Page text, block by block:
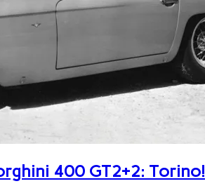
400 GT2+2: Torino!